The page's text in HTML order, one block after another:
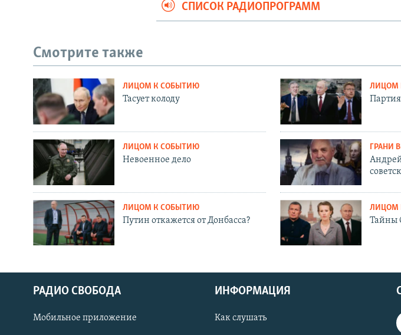
СОЦИАЛЬНЫЕ СЕТИ
СПИСОК РАДИОПРОГРАММ
Смотрите также
ЛИЦОМ К СОБЫТИЮ
Тасует колоду
ЛИЦОМ
ЛИЦОМ К СОБЫТИЮ
Невоенное дело
ГРАНИ
ЛИЦОМ К СОБЫТИЮ
Путин откажется от Донбасса?
ЛИЦОМ
Тайны
РАДИО СВОБОДА
Мобильное приложение
ИНФОРМАЦИЯ
Как слушать